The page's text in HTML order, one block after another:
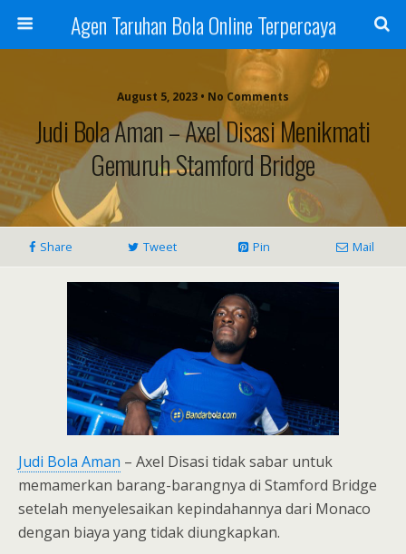
Agen Taruhan Bola Online Terpercaya
August 5, 2023 • No Comments
Judi Bola Aman – Axel Disasi Menikmati
Gemuruh Stamford Bridge
Share Tweet Pin Mail
Judi Bola Aman – Axel Disasi tidak sabar untuk
memamerkan barang-barangnya di Stamford Bridge
setelah menyelesaikan kepindahannya dari Monaco
dengan biaya yang tidak diungkapkan.